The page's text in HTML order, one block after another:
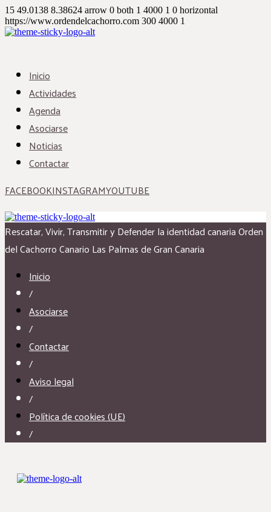
15 49.0138 8.38624 arrow 0 both 1 4000 1 0 horizontal
https://www.ordendelcachorro.com 300 4000 1
Inicio
Actividades
Agenda
Asociarse
Noticias
Contactar
FACEBOOKINSTAGRAMYOUTUBE
Rescatar, Vivir, Transmitir y Defender la identidad canariaOrden
del Cachorro Canario Las Palmas de Gran Canaria
Inicio
/
Asociarse
/
Contactar
/
Aviso legal
/
Política de cookies (UE)
/